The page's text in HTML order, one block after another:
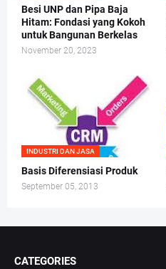
Besi UNP dan Pipa Baja
Hitam: Fondasi yang Kokoh
untuk Bangunan Berkelas
November 20, 2023
INDUSTRI DAN JASA
Basis Diferensiasi Produk
September 05, 2013
CATEGORIES